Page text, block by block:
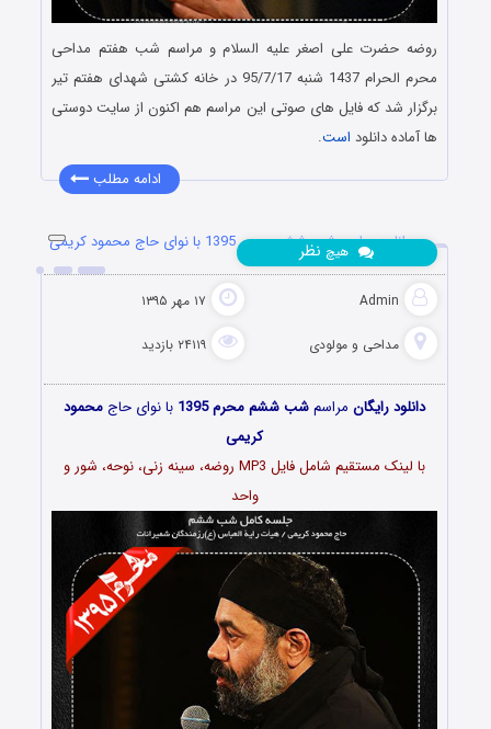
روضه حضرت علی اصغر علیه السلام و مراسم شب هفتم مداحی
محرم الحرام 1437 شنبه 95/7/17 در خانه کشتی شهدای هفتم تیر
برگزار شد که فایل های صوتی این مراسم هم اکنون از سایت دوستی
ها آماده دانلود است.
ادامه مطلب
دانلود مراسم شب ششم محرم 1395 با نوای حاج محمود کریمی
Admin ۱۷ مهر ۱۳۹۵
مداحی و مولودی ۲۴۱۱۹ بازدید
هیچ نظر
دانلود رایگان مراسمشب ششم محرم 1395 با نوای حاج محمود
کریمی
با لینک مستقیم شامل فایل MP3 روضه، سینه زنی، نوحه، شور و
واحد